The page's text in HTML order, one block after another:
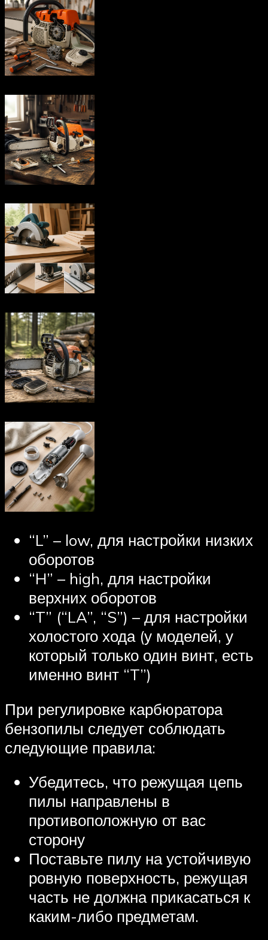
“L” – low, для настройки низких
оборотов
“H” – high, для настройки
верхних оборотов
“T” (“LA”, “S”) – для настройки
холостого хода (у моделей, у
который только один винт, есть
именно винт “T”)
При регулировке карбюратора
бензопилы следует соблюдать
следующие правила:
Убедитесь, что режущая цепь
пилы направлены в
противоположную от вас
сторону
Поставьте пилу на устойчивую
ровную поверхность, режущая
часть не должна прикасаться к
каким-либо предметам.